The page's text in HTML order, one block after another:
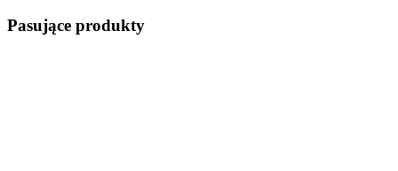
Pasujące produkty